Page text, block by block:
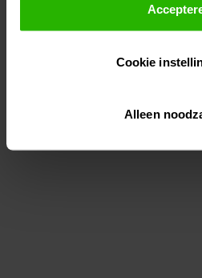
toestemming om cookies voor
gepersonaliseerde advertenties
Lees hier meer over in ons
Via "Cookie instellingen" kun je
Cookie
Alleen